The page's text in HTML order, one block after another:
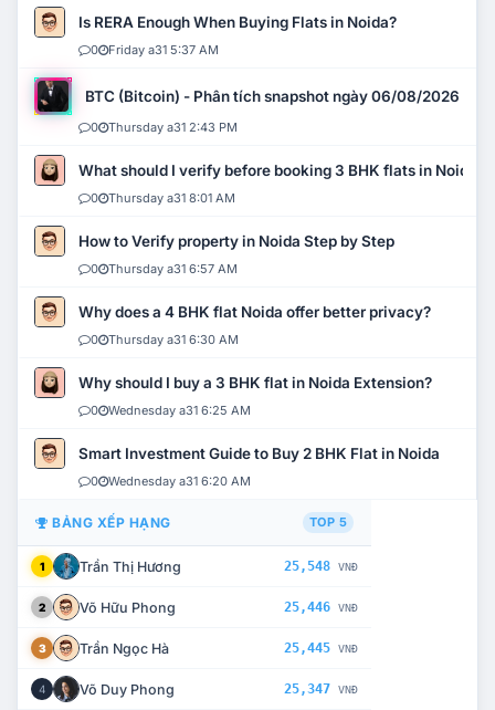
Is RERA Enough When Buying Flats in Noida?
0 Friday a31 5:37 AM
BTC (Bitcoin) - Phân tích snapshot ngày 06/08/2026
0 Thursday a31 2:43 PM
What should I verify before booking 3 BHK flats in Noida?
0 Thursday a31 8:01 AM
How to Verify property in Noida Step by Step
0 Thursday a31 6:57 AM
Why does a 4 BHK flat Noida offer better privacy?
0 Thursday a31 6:30 AM
Why should I buy a 3 BHK flat in Noida Extension?
0 Wednesday a31 6:25 AM
Smart Investment Guide to Buy 2 BHK Flat in Noida
0 Wednesday a31 6:20 AM
BẢNG XẾP HẠNG TOP 5
1 Trần Thị Hương 25,548 VNĐ
2 Võ Hữu Phong 25,446 VNĐ
3 Trần Ngọc Hà 25,445 VNĐ
4 Võ Duy Phong 25,347 VNĐ